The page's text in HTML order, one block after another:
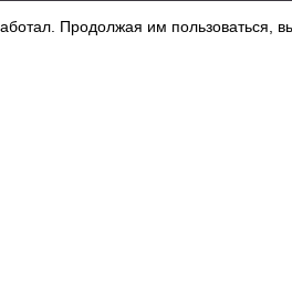
Продолжая им пользоваться,